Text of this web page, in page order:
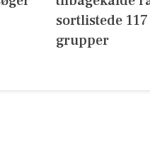
sortlistede
grupper